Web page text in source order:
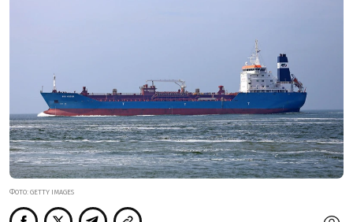
ФОТО: GETTY IMAGES